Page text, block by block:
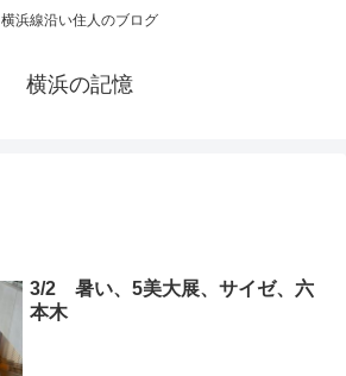
横浜線沿い住人のブログ
横浜の記憶
3/2 暑い、5美大展、サイゼ、六
本木